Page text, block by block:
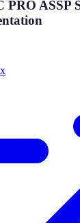
PRO ASSP